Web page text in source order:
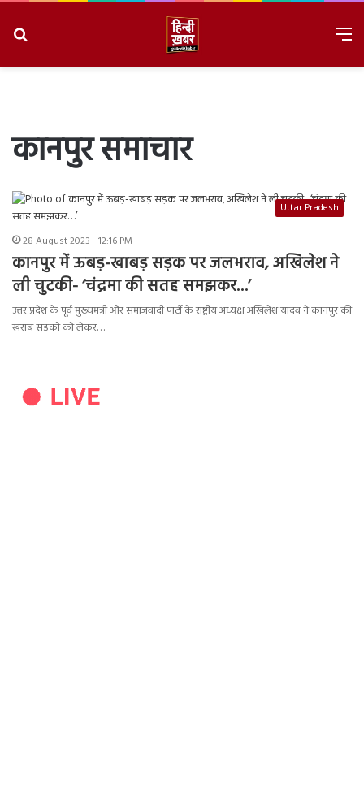
कानपुर समाचार
Uttar Pradesh
28 August 2023 - 12:16 PM
कानपुर में ऊबड़-खाबड़ सड़क पर जलभराव, अखिलेश ने
ली चुटकी- ‘चंद्रमा की सतह समझकर…’
उत्तर प्रदेश के पूर्व मुख्यमंत्री और समाजवादी पार्टी के राष्ट्रीय अध्यक्ष अखिलेश यादव ने कानपुर की
खराब सड़कों को लेकर…